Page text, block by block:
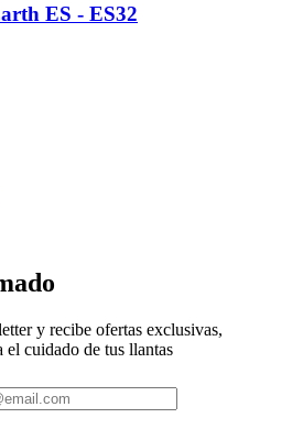
ES - ES32
y recibe ofertas exclusivas,
el cuidado de tus llantas